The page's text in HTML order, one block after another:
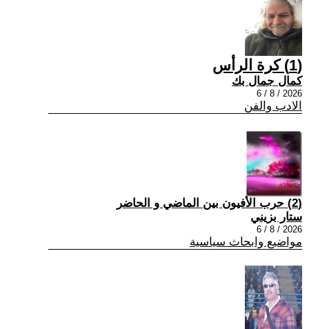
(1) كرة الرأس
كمال جمال بك
2026 / 8 / 6
الادب والفن
(2) حرب الأفيون بين الماضي و الحاضر
ستار بزيني
2026 / 8 / 6
مواضيع وابحاث سياسية